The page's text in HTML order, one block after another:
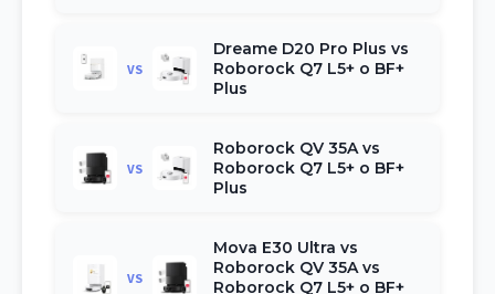
VS
Dreame D20 Pro Plus vs
Roborock Q7 L5+ o BF+
Plus
VS
Roborock QV 35A vs
Roborock Q7 L5+ o BF+
Plus
VS
Mova E30 Ultra vs
Roborock QV 35A vs
Roborock Q7 L5+ o BF+